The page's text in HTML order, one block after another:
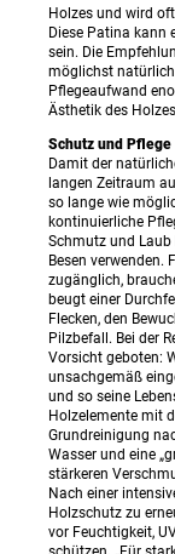
Holzes und wird
Diese Patina kann
sein. Die
möglichst
Pflegeaufwand
Ästhetik des
Schutz und Pflege
Damit der
langen Zeitraum
so lange wie
kontinuierliche
Schmutz und Laub
Besen verwenden.
zugänglich,
beugt einer
Flecken, den
Pilzbefall. Bei der
Vorsicht geboten:
unsachgemäß
und so seine
Holzelemente mit
Grundreinigung
Wasser und eine
stärkeren
Nach einer
Holzschutz zu
vor Feuchtigkeit,